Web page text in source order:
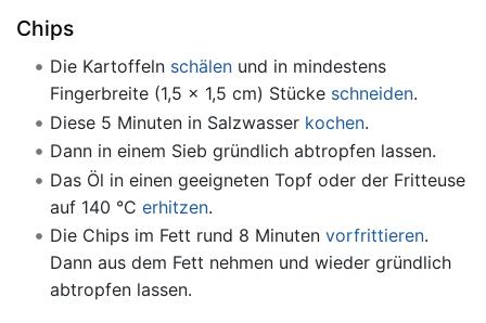
Chips
Die Kartoffeln schälenund in mindestens
Fingerbreite (1,5 x 1,5 cm) Stücke schneiden.
Diese 5 Minuten in Salzwasser kochen.
Dann in einem Sieb gründlich abtropfen lassen.
Das Öl in einen geeigneten Topf oder der Fritteuse
auf 140 °C erhitzen.
Die Chips im Fett rund 8 Minuten vorfrittieren.
Dann aus dem Fett nehmen und wieder gründlich
abtropfen lassen.